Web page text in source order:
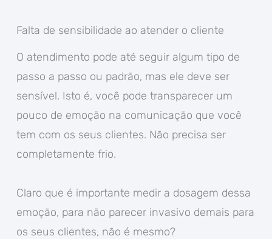
Falta de sensibilidade ao atender o cliente
O atendimento pode até seguir algum tipo de
passo a passo ou padrão, mas ele deve ser
sensível. Isto é, você pode transparecer um
pouco de emoção na comunicação que você
tem com os seus clientes. Não precisa ser
completamente frio.
Claro que é importante medir a dosagem dessa
emoção, para não parecer invasivo demais para
os seus clientes, não é mesmo?